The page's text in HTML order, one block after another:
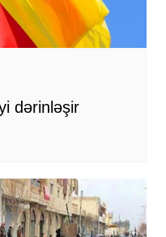
dərinləşir